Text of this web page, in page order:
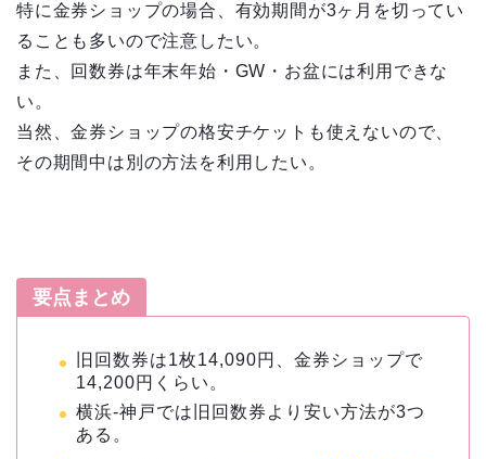
特に金券ショップの場合、有効期間が3ヶ月を切ってい
ることも多いので注意したい。
また、回数券は年末年始・GW・お盆には利用できな
い。
当然、金券ショップの格安チケットも使えないので、
その期間中は別の方法を利用したい。
要点まとめ
旧回数券は1枚14,090円、金券ショップで
14,200円くらい。
横浜-神戸では旧回数券より安い方法が3つ
ある。